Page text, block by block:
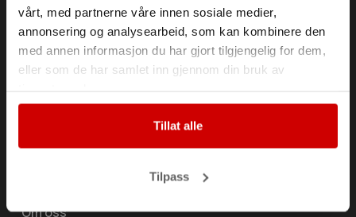
vårt, med partnerne våre innen sosiale medier,
annonsering og analysearbeid, som kan kombinere den
med annen informasjon du har gjort tilgjengelig for dem,
eller som de har samlet inn gjennom din bruk av
Tillat alle
Tilpass
Tjenester
PPF
Om oss